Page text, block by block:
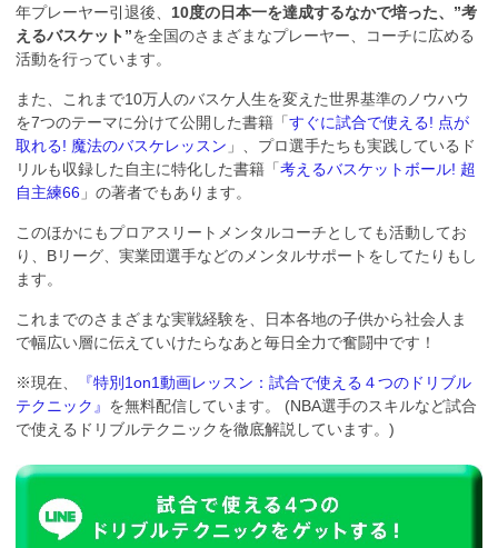
年プレーヤー引退後、10度の日本一を達成するなかで培った、”考
えるバスケット”を全国のさまざまなプレーヤー、コーチに広める
活動を行っています。
また、これまで10万人のバスケ人生を変えた世界基準のノウハウ
を7つのテーマに分けて公開した書籍「すぐに試合で使える! 点が
取れる! 魔法のバスケレッスン 」、プロ選手たちも実践しているド
リルも収録した自主に特化した書籍「考えるバスケットボール! 超
自主練66 」の著者でもあります。
このほかにもプロアスリートメンタルコーチとしても活動してお
り、Bリーグ、実業団選手などのメンタルサポートをしてたりもし
ます。
これまでのさまざまな実戦経験を、日本各地の子供から社会人ま
で幅広い層に伝えていけたらなあと毎日全力で奮闘中です！
※現在、
『特別1on1動画レッスン：試合で使える４つのドリブル
テクニック』 を無料配信しています。 (NBA選手のスキルなど試合
で使えるドリブルテクニックを徹底解説しています。)